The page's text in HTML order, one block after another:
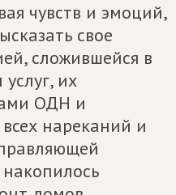
чувств и эмоций,
свое
сложившейся в
их
ОДН и
нареканий и